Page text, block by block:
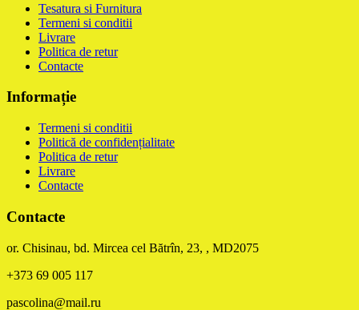
Tesatura si Furnitura
Termeni si conditii
Livrare
Politica de retur
Contacte
Informație
Termeni si conditii
Politică de confidențialitate
Politica de retur
Livrare
Contacte
Contacte
or. Chisinau, bd. Mircea cel Bătrîn, 23, , MD2075
+373 69 005 117
pascolina@mail.ru